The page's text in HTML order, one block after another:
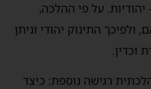
על פי ההלכה,
התינוק יהודי וניתן
רגישה נוספת: כיצד